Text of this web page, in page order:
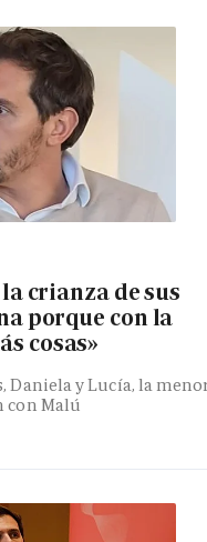
crianza de sus
porque con la
cosas»
Daniela y Lucía, la
con Malú